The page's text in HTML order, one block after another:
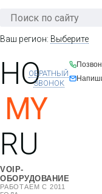
Ваш регион: Выберите
HO
MY
RU
VOIP-
ОБОРУДОВАНИЕ
РАБОТАЕМ С 2011
ОБРАТНЫЙ
ЗВОНОК